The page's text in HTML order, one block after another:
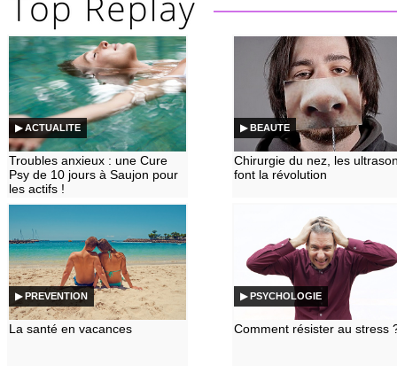
▶ ACTUALITE
Troubles anxieux : une Cure
Psy de 10 jours à Saujon pour
les actifs !
▶ BEAUTE
Chirurgie du nez, les
font la révolution
▶ PREVENTION
La santé en vacances
▶ PSYCHOLOGIE
Comment résister au stress